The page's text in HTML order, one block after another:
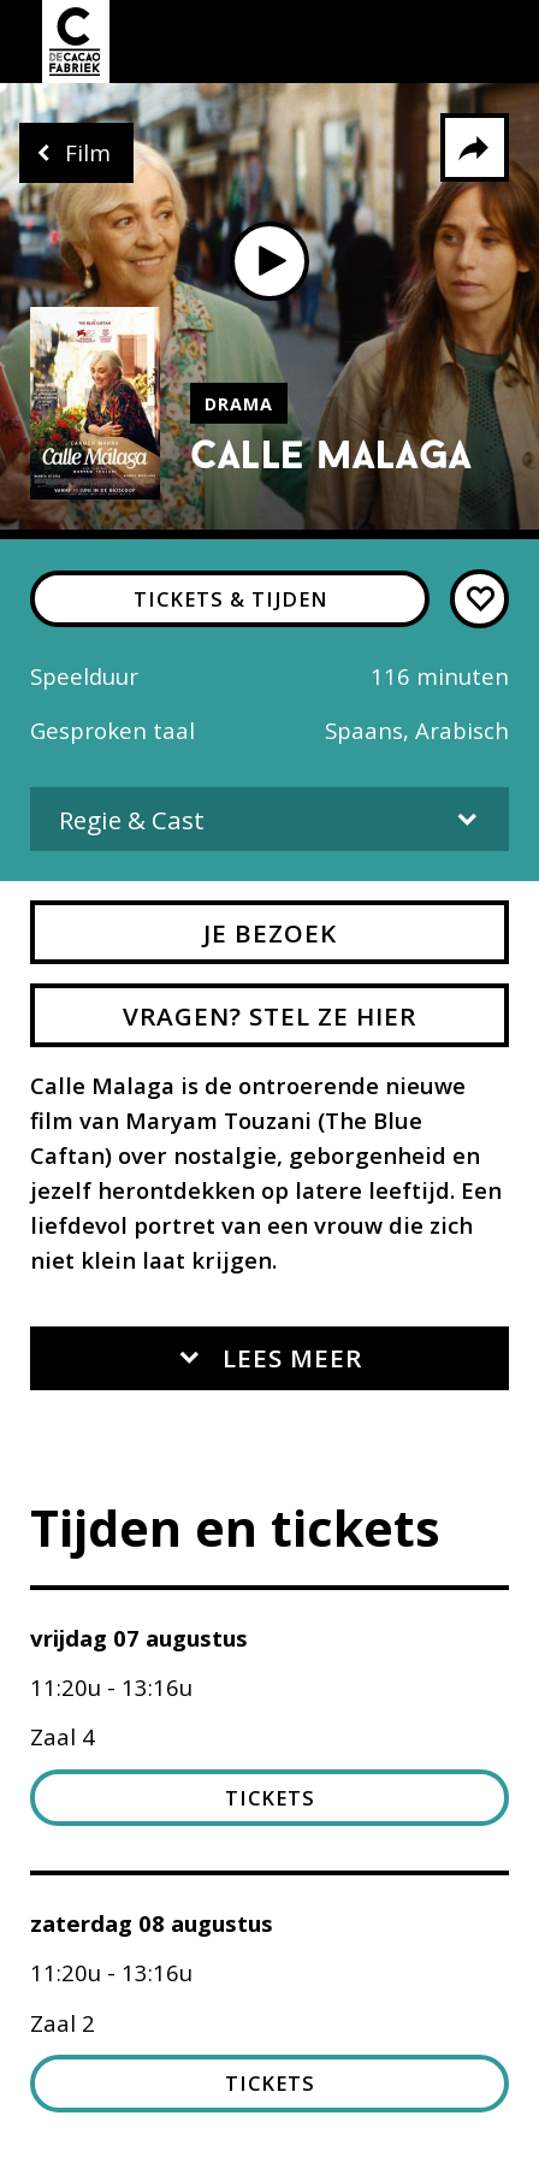
DRAMA
calle malaga
Delen via
Facebook Whatsapp X
Film
Calle Malaga is de ontroerende nieuwe
film van Maryam Touzani (The Blue
Caftan) over nostalgie, geborgenheid en
jezelf herontdekken op latere leeftijd. Een
liefdevol portret van een vrouw die zich
niet klein laat krijgen.
LEES MEER
TICKETS & TIJDEN
Speelduur
116 minuten
Gesproken taal
Spaans, Arabisch
Regie & Cast
Regie
Maryam Touzani
Carmen Maura, Marta Etura, Ahmed
Boulane, María Alfonsa Rosso
JE BEZOEK
VRAGEN? STEL ZE HIER
Tijden en tickets
vrijdag 07 augustus
11:20u - 13:16u
Zaal 4
TICKETS
zaterdag 08 augustus
11:20u - 13:16u
Zaal 2
TICKETS